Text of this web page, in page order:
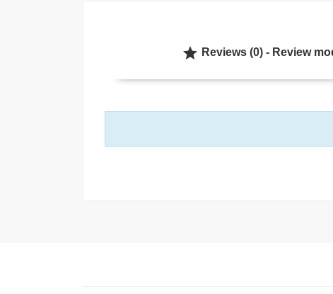
 Reviews (0) - Review